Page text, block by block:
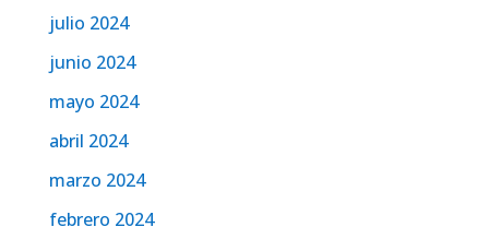
julio 2024
junio 2024
mayo 2024
abril 2024
marzo 2024
febrero 2024